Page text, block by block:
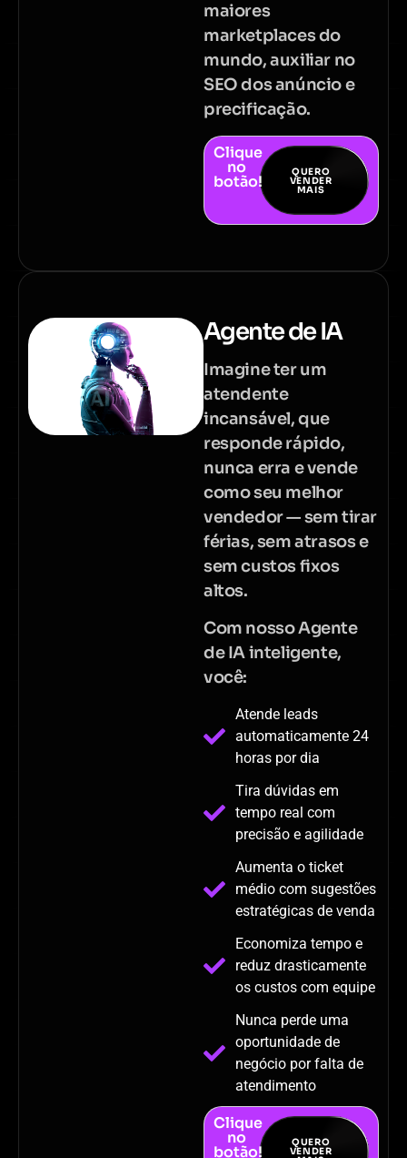
maiores
marketplaces do
mundo, auxiliar no
SEO dos anúncio e
precificação.
QUERO
VENDER
MAIS
Clique
no
botão!
Agente de IA
Imagine ter um
atendente
incansável, que
responde rápido,
nunca erra e vende
como seu melhor
vendedor — sem tirar
férias, sem atrasos e
sem custos fixos
altos.
Com nosso Agente
de IA inteligente,
você:
QUERO
VENDER
Clique
no
botão!
Atende leads
automaticamente 24
horas por dia
Tira dúvidas em
tempo real com
precisão e agilidade
Aumenta o ticket
médio com sugestões
estratégicas de venda
Economiza tempo e
reduz drasticamente
os custos com equipe
Nunca perde uma
oportunidade de
negócio por falta de
atendimento